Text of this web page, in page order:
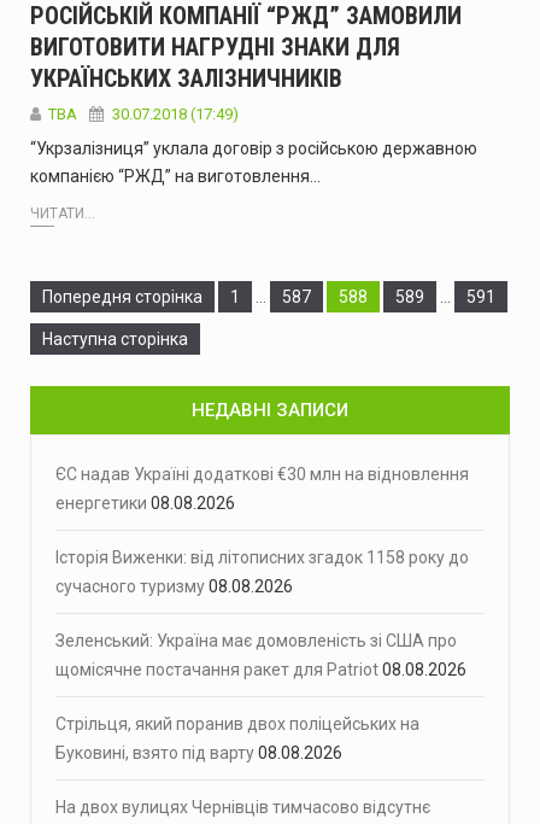
РОСІЙСЬКІЙ КОМПАНІЇ “РЖД” ЗАМОВИЛИ
ВИГОТОВИТИ НАГРУДНІ ЗНАКИ ДЛЯ
УКРАЇНСЬКИХ ЗАЛІЗНИЧНИКІВ
TBA 30.07.2018 (17:49)
“Укрзалізниця” уклала договір з російською державною
компанією “РЖД” на виготовлення…
ЧИТАТИ...
Попередня сторінка Сторінка
1 Сторінка
587 Сторінка
588 Сторінка
589 Сторінка
591
Наступна сторінка
НЕДАВНІ ЗАПИСИ
ЄС надав Україні додаткові €30 млн на відновлення
енергетики 08.08.2026
Історія Виженки: від літописних згадок 1158 року до
сучасного туризму08.08.2026
Зеленський: Україна має домовленість зі США про
щомісячне постачання ракет для Patriot08.08.2026
Стрільця, який поранив двох поліцейських на
Буковині, взято під варту08.08.2026
На двох вулицях Чернівців тимчасово відсутнє